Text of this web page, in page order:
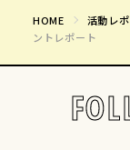
HOME 活動レ
ントレポート